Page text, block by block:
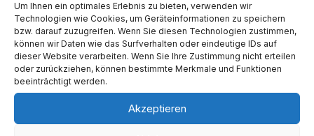
Um Ihnen ein optimales Erlebnis zu bieten, verwenden wir
Technologien wie Cookies, um Geräteinformationen zu speichern
bzw. darauf zuzugreifen. Wenn Sie diesen Technologien zustimmen,
können wir Daten wie das Surfverhalten oder eindeutige IDs auf
dieser Website verarbeiten. Wenn Sie Ihre Zustimmung nicht erteilen
oder zurückziehen, können bestimmte Merkmale und Funktionen
beeinträchtigt werden.
Akzeptieren
Von:
Bis:
Filter